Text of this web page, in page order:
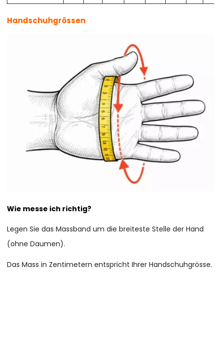
Handschuhgrössen
Wie messe ich richtig?
Legen Sie das Massband um die breiteste Stelle der Hand
(ohne Daumen).
Das Mass in Zentimetern entspricht Ihrer Handschuhgrösse.